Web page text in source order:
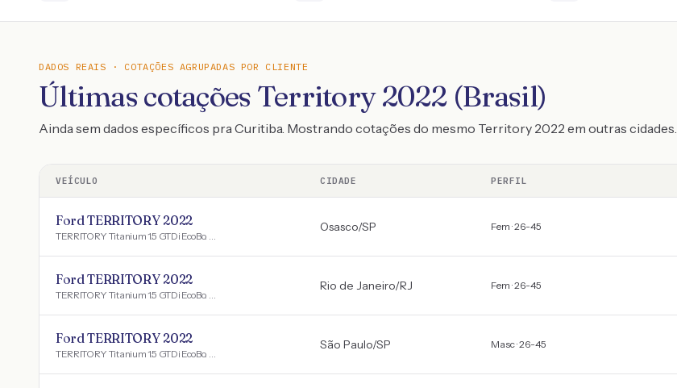
DADOS REAIS · COTAÇÕES AGRUPADAS POR CLIENTE
Últimas cotações Territory 2022 (Brasil)
Ainda sem dados específicos pra Curitiba. Mostrando cotações do mesmo Territory 2022 em outras cidades.
VEÍCULO CIDADE PERFIL
Ford TERRITORY 2022
TERRITORY Titanium 1.5 GTDi EcoBo. Aut.
Osasco/SP Fem · 26-45
Ford TERRITORY 2022
TERRITORY Titanium 1.5 GTDi EcoBo. Aut.
Rio de Janeiro/RJ Fem · 26-45
Ford TERRITORY 2022
TERRITORY Titanium 1.5 GTDi EcoBo. Aut.
São Paulo/SP Masc · 26-45